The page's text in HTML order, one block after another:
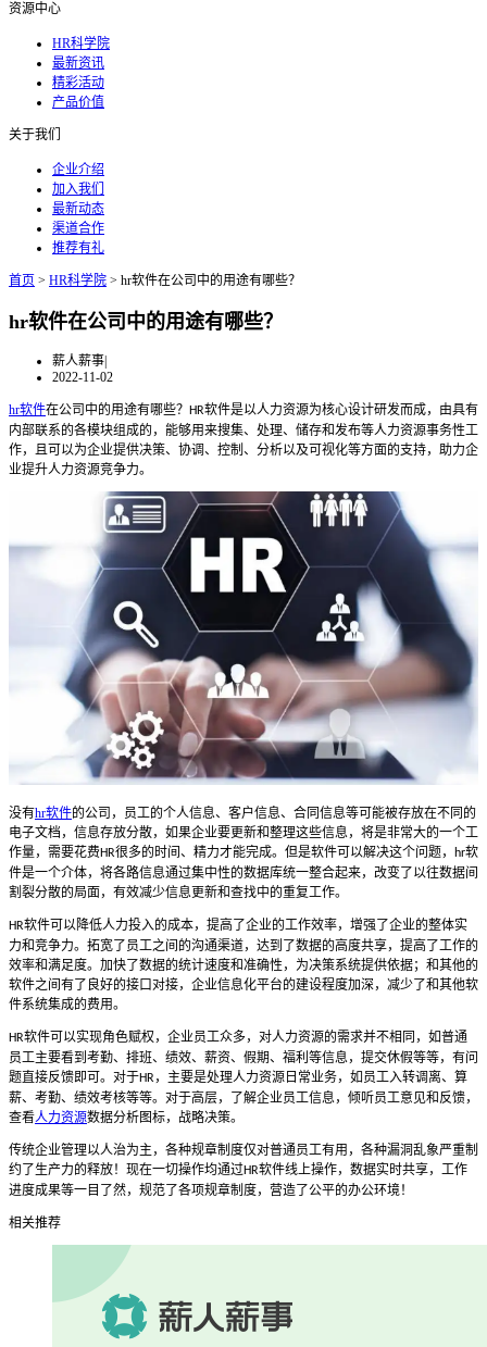
资源中心
HR科学院
最新资讯
精彩活动
产品价值
关于我们
企业介绍
加入我们
最新动态
渠道合作
推荐有礼
首页 > HR科学院 > hr软件在公司中的用途有哪些？
hr软件在公司中的用途有哪些？
薪人薪事|
2022-11-02
hr软件在公司中的用途有哪些？ HR软件是以人力资源为核心设计研发而成，由具有
内部联系的各模块组成的，能够用来搜集、处理、储存和发布等人力资源事务性工
作，且可以为企业提供决策、协调、控制、分析以及可视化等方面的支持，助力企
业提升人力资源竞争力。
没有hr软件的公司，员工的个人信息、客户信息、合同信息等可能被存放在不同的
电子文档，信息存放分散，如果企业要更新和整理这些信息，将是非常大的一个工
作量，需要花费HR很多的时间、精力才能完成。但是软件可以解决这个问题， hr软
件是一个介体，将各路信息通过集中性的数据库统一整合起来，改变了以往数据间
割裂分散的局面，有效减少信息更新和查找中的重复工作。
HR软件可以降低人力投入的成本，提高了企业的工作效率，增强了企业的整体实
力和竞争力。拓宽了员工之间的沟通渠道，达到了数据的高度共享，提高了工作的
效率和满足度。加快了数据的统计速度和准确性，为决策系统提供依据；和其他的
软件之间有了良好的接口对接，企业信息化平台的建设程度加深，减少了和其他软
件系统集成的费用。
HR软件可以实现角色赋权，企业员工众多，对人力资源的需求并不相同，如普通
员工主要看到考勤、排班、绩效、薪资、假期、福利等信息，提交休假等等，有问
题直接反馈即可。对于HR ，主要是处理人力资源日常业务，如员工入转调离、算
薪、考勤、绩效考核等等。对于高层，了解企业员工信息，倾听员工意见和反馈，
查看人力资源数据分析图标，战略决策。
传统企业管理以人治为主，各种规章制度仅对普通员工有用，各种漏洞乱象严重制
约了生产力的释放！现在一切操作均通过HR软件线上操作，数据实时共享，工作
进度成果等一目了然，规范了各项规章制度，营造了公平的办公环境！
相关推荐